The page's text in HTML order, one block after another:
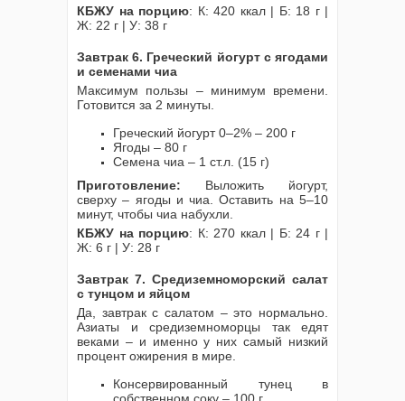
КБЖУ на порцию: К: 420 ккал | Б: 18 г |
Ж: 22 г | У: 38 г
Завтрак 6. Греческий йогурт с ягодами
и семенами чиа
Максимум пользы – минимум времени.
Готовится за 2 минуты.
Греческий йогурт 0–2% – 200 г
Ягоды – 80 г
Семена чиа – 1 ст.л. (15 г)
Приготовление: Выложить йогурт,
сверху – ягоды и чиа. Оставить на 5–10
минут, чтобы чиа набухли.
КБЖУ на порцию: К: 270 ккал | Б: 24 г |
Ж: 6 г | У: 28 г
Завтрак 7. Средиземноморский салат
с тунцом и яйцом
Да, завтрак с салатом – это нормально.
Азиаты и средиземноморцы так едят
веками – и именно у них самый низкий
процент ожирения в мире.
Консервированный тунец в